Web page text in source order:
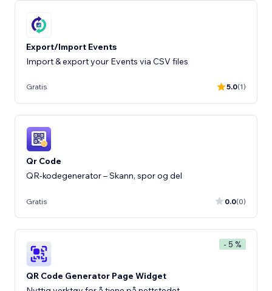
Export/Import Events
Import & export your Events via CSV files
Gratis 5.0(1)
Qr Code
QR-kodegenerator – Skann, spor og del
Gratis 0.0(0)
- 5 %
QR Code Generator Page Widget